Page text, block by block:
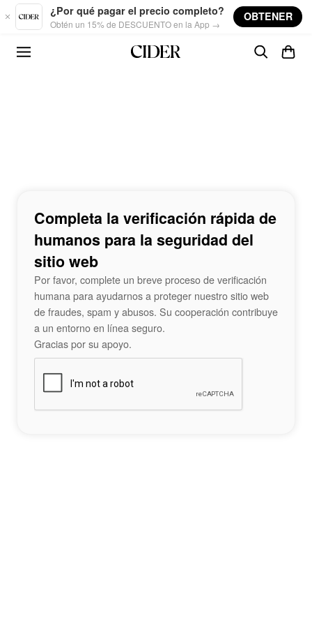
Skip to main content
¿Por qué pagar el precio completo?
Obtén un 15% de DESCUENTO en la App →
OBTENER
Completa la verificación rápida de
humanos para la seguridad del
sitio web
Por favor, complete un breve proceso de verificación
humana para ayudarnos a proteger nuestro sitio web
de fraudes, spam y abusos. Su cooperación contribuye
a un entorno en línea seguro.
Gracias por su apoyo.